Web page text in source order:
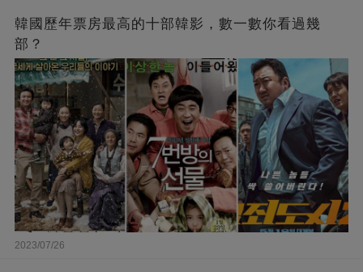
韓國歷年票房最高的十部韓影，數一數你看過幾
部？
2023/07/26